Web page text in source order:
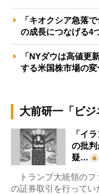
「キオクシア急落
の成長につなげる
「NYダウは高値更
する米国株市場の
大前研一「ビ
「イ
の批
疑…
トランプ大統領のフ
の証券取引を行ってい